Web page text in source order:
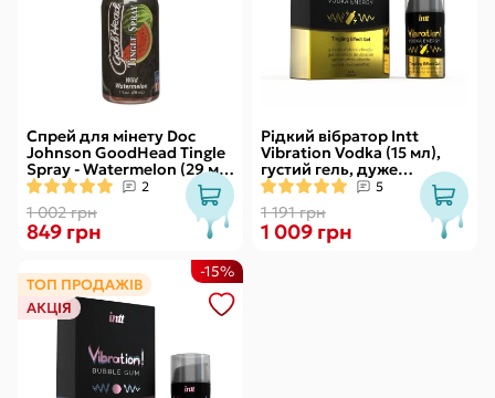
Спрей для мінету Doc
Johnson GoodHead Tingle
Spray - Watermelon (29 мл)
зі стимулювальним
ефектом
2
1 002 грн
849 грн
Рідкий вібратор Intt
Vibration Vodka (15 мл),
густий гель, дуже
смачний, діє до 30 хвилин
5
1 191 грн
1 009 грн
ТОП ПРОДАЖІВ
АКЦІЯ
-15%